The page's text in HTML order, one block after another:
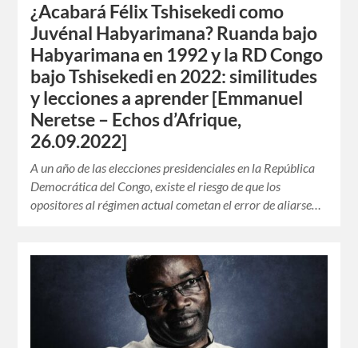
¿Acabará Félix Tshisekedi como
Juvénal Habyarimana? Ruanda bajo
Habyarimana en 1992 y la RD Congo
bajo Tshisekedi en 2022: similitudes
y lecciones a aprender [Emmanuel
Neretse – Echos d’Afrique,
26.09.2022]
A un año de las elecciones presidenciales en la República
Democrática del Congo, existe el riesgo de que los
opositores al régimen actual cometan el error de aliarse…